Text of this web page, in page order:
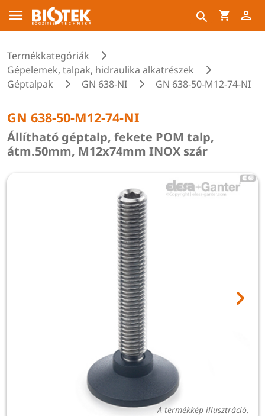
Termékkategóriák
Gépelemek, talpak, hidraulika alkatrészek
Géptalpak
GN 638-NI GN 638-50-M12-74-NI
GN 638-50-M12-74-NI
Állítható géptalp, fekete POM talp,
átm.50mm, M12x74mm INOX szár
A termékkép illusztráció.